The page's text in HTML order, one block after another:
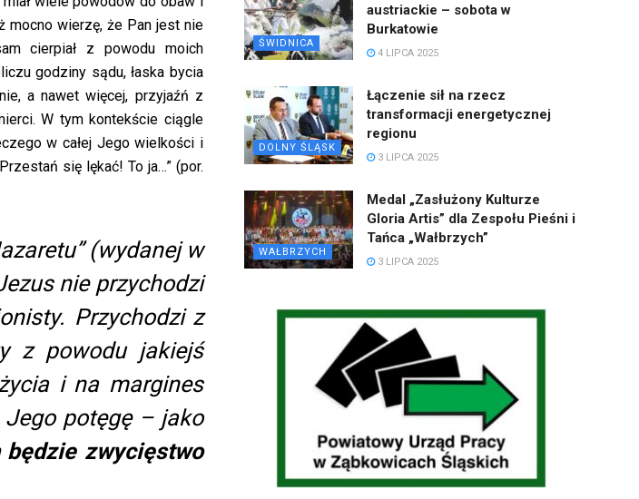
mocno wierzę, że Pan jest nie
cierpiał z powodu moich
godziny sądu, łaska bycia
a nawet więcej, przyjaźń z
W tym kontekście ciągle
w całej Jego wielkości i
się lękać! To ja…” (por.
(wydanej w
nie przychodzi
Przychodzi z
z powodu jakiejś
i na margines
Jego potęgę – jako
zwycięstwo
ŚWIDNICA
austriackie – sobota w
Burkatowie
4 LIPCA 2025
DOLNY ŚLĄSK
Łączenie sił na rzecz
transformacji energetycznej
regionu
3 LIPCA 2025
WAŁBRZYCH
Medal „Zasłużony Kulturze
Gloria Artis” dla Zespołu Pieśni i
Tańca „Wałbrzych”
3 LIPCA 2025